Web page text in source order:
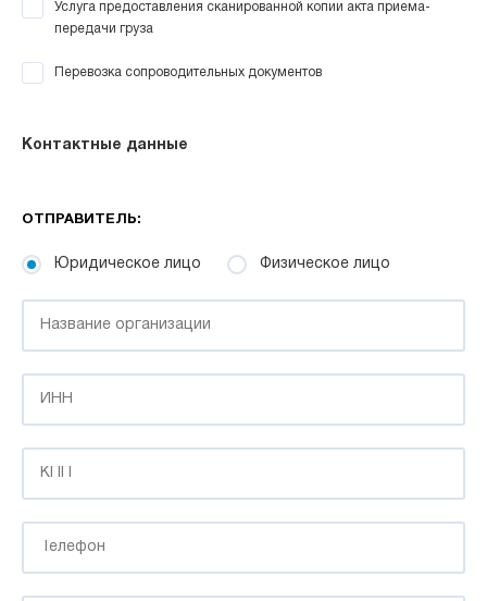
Услуга предоставления сканированной копии акта приема-
передачи груза
Перевозка сопроводительных документов
Контактные данные
ОТПРАВИТЕЛЬ:
Юридическое лицо Физическое лицо